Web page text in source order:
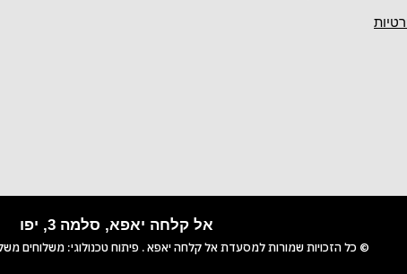
אל קלחה יאפא, סלמה 3, יפו
© כל הזכויות שמורות למסעדתאל קלחה יאפא. פיתוח טכנולוגי: משלוחים